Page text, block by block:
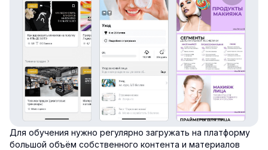
Для обучения нужно регулярно загружать на платформу
большой объём собственного контента и материалов